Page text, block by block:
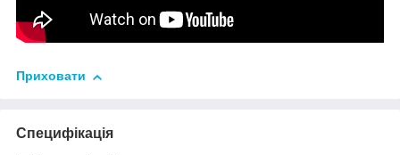
Приховати
Специфікація